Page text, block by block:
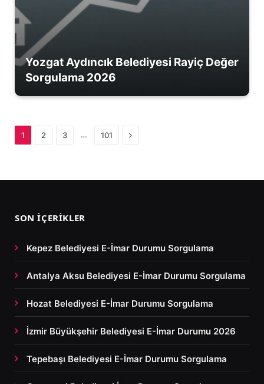
Yozgat Aydıncık Belediyesi Rayiç Değer
Sorgulama 2026
1 2 3 … 101 Next
SON İÇERIKLER
Kepez Belediyesi E-İmar Durumu Sorgulama
Antalya Aksu Belediyesi E-İmar Durumu Sorgulama
Hozat Belediyesi E-İmar Durumu Sorgulama
İzmir Büyükşehir Belediyesi E-İmar Durumu 2026
Tepebaşı Belediyesi E-İmar Durumu Sorgulama